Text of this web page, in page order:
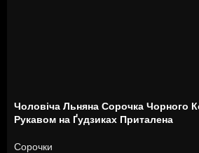
Чоловіча Льняна Сорочка Чорного
Рукавом на Ґудзиках Приталена
Сорочки